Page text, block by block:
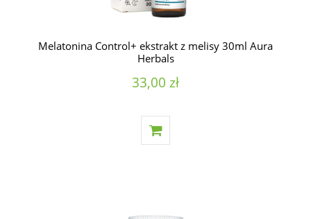
Melatonina Control+ ekstrakt z melisy 30ml Aura
Herbals
33,00 zł